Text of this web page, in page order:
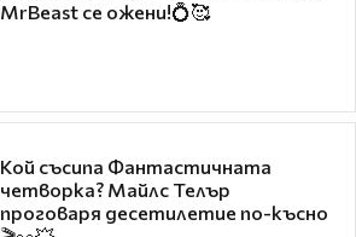
MrBeast се ожени!💍🥰
Кой съсипа Фантастичната
четворка? Майлс Телър
проговаря десетилетие по-късно